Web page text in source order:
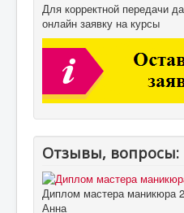
Для корректной передачи
онлайн заявку на курсы
Отзывы, вопросы:
Диплом мастера маникюра
Анна